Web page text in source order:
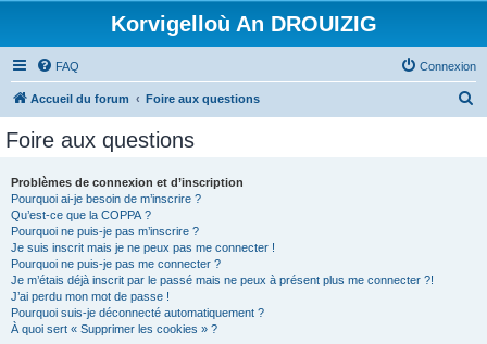
Korvigelloù An DROUIZIG
FAQ Connexion
Accueil du forum Foire aux questions
Foire aux questions
Problèmes de connexion et d’inscription
Pourquoi ai-je besoin de m’inscrire ?
Qu’est-ce que la COPPA ?
Pourquoi ne puis-je pas m’inscrire ?
Je suis inscrit mais je ne peux pas me connecter !
Pourquoi ne puis-je pas me connecter ?
Je m’étais déjà inscrit par le passé mais ne peux à présent plus me connecter ?!
J’ai perdu mon mot de passe !
Pourquoi suis-je déconnecté automatiquement ?
À quoi sert « Supprimer les cookies » ?